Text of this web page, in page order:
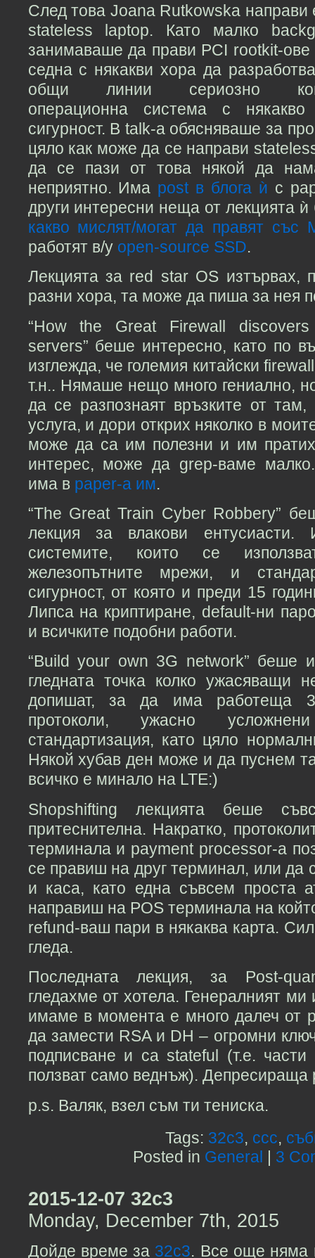
След това Joana Rutkowska направи
stateless laptop. Като малко
занимаваше да прави PCI rootkit-ове
седна с някакви хора да
общи линии сериозно
операционна система с
сигурност. В talk-a обясняваше за
цяло как може да се направи
да се пази от това някой да
неприятно. Има post в блога ѝ с
други интересни неща от лекцията
какво мислят/могат да правят със
работят в/у open-source SSD.
Лекцията за red star OS изтървах,
разни хора, та може да пиша за нея
“How the Great Firewall discovers
servers” беше интересно, като по
изглежда, че големия китайски
т.н.. Нямаше нещо много гениално,
да се разпознаят връзките от там,
услуга, и дори открих няколко в
може да са им полезни и им
интерес, може да grep-ваме
има в paper-а им.
“The Great Train Cyber Robbery”
лекция за влакови
системите, които се
железопътните мрежи, и
сигурност, от която и преди 15
Липса на криптиране, default-ни
и всичките подобни работи.
“Build your own 3G network” беше
гледната точка колко ужасяващи
допишат, за да има работеща
протоколи, ужасно
стандартизация, като цяло
Някой хубав ден може и да пуснем
всичко е минало на LTE:)
Shopshifting лекцията беше
притеснителна. Накратко,
терминала и payment processor-а
се правиш на друг терминал, или
и каса, като една съвсем проста
направиш на POS терминала на
refund-ваш пари в някаква карта.
гледа.
Последната лекция, за Post-
гледахме от хотела. Генералният ми
имаме в момента е много далеч от
да замести RSA и DH – огромни
подписване и са stateful (т.е.
ползват само веднъж). Депресираща
p.s. Валяк, взел съм ти тениска.
Tags: 32c3, ccc,
Posted in General | 3
2015-12-07 32c3
Monday, December 7th, 2015
Дойде време за 32c3. Все още няма